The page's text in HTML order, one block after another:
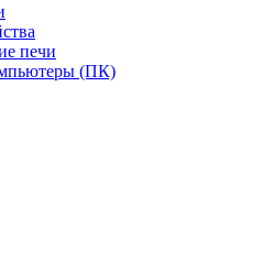
печи
(ПК)